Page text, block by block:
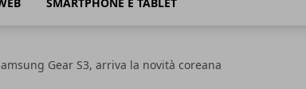
Gear S3, arriva la novità coreana